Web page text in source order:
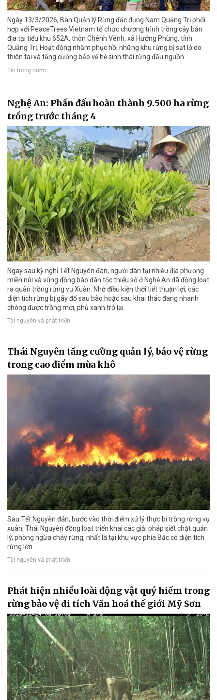
Ngày 13/3/2026, Ban Quản lý Rừng đặc dụng Nam Quảng Trị phối
hợp với PeaceTrees Vietnam tổ chức chương trình trồng cây bản
địa tại tiểu khu 652A, thôn Chênh Vênh, xã Hướng Phùng, tỉnh
Quảng Trị. Hoạt động nhằm phục hồi những khu rừng bị sạt lở do
thiên tai và tăng cường bảo vệ hệ sinh thái rừng đầu nguồn.
Tin trong nước
Nghệ An: Phấn đấu hoàn thành 9.500 ha rừng
trồng trước tháng 4
Ngay sau kỳ nghỉ Tết Nguyên đán, người dân tại nhiều địa phương
miền núi và vùng đồng bào dân tộc thiểu số ở Nghệ An đã đồng loạt
ra quân trồng rừng vụ Xuân. Nhờ điều kiện thời tiết thuận lợi, các
diện tích rừng bị gãy đổ sau bão hoặc sau khai thác đang nhanh
chóng được trồng mới, phủ xanh trở lại.
Tài nguyên và phát triển
Thái Nguyên tăng cường quản lý, bảo vệ rừng
trong cao điểm mùa khô
Sau Tết Nguyên đán, bước vào thời điểm xử lý thực bì trồng rừng vụ
xuân, Thái Nguyên đồng loạt triển khai các giải pháp siết chặt quản
lý, phòng ngừa cháy rừng, nhất là tại khu vực phía Bắc có diện tích
rừng lớn.
Tài nguyên và phát triển
Phát hiện nhiều loài động vật quý hiếm trong
rừng bảo vệ di tích Văn hoá thế giới Mỹ Sơn